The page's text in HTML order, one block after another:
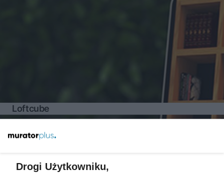
Loftcube
Drogi Użytkowniku,